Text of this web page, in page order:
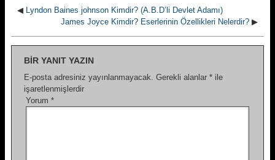
◀ Lyndon Baines johnson Kimdir? (A.B.D’li Devlet Adamı)
James Joyce Kimdir? Eserlerinin Özellikleri Nelerdir? ▶
BIR YANIT YAZIN
E-posta adresiniz yayınlanmayacak. Gerekli alanlar * ile
işaretlenmişlerdir
Yorum *